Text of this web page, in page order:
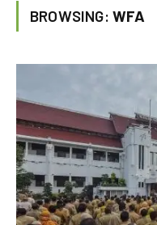
BROWSING: WFA